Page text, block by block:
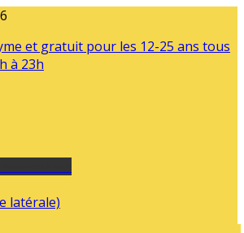
et gratuit pour les 12-25 ans tous
à 23h
latérale)